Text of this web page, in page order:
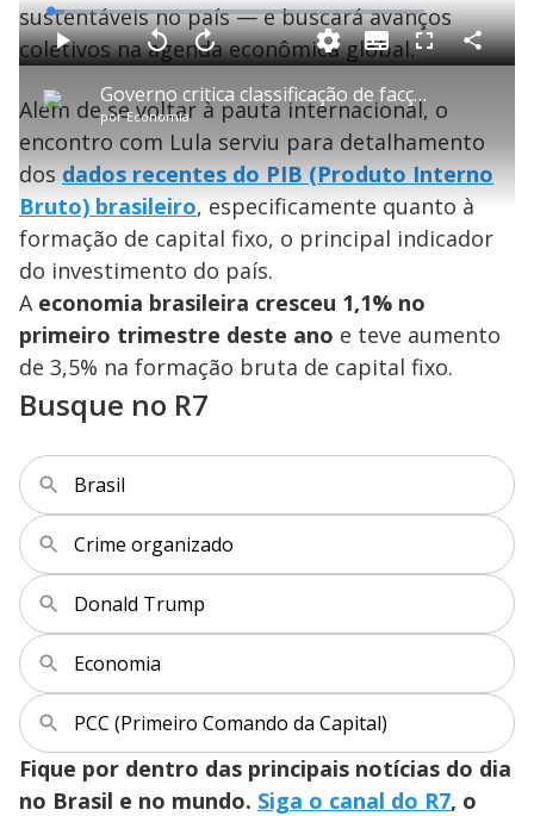
sustentáveis no país — e buscará avanços
coletivos na agenda econômica global.
P
l
a
y
V
i
d
e
o
Governo critica classificação de facções brasileiras como terroristas pelos EUA
porEconomia
P V
t
a
r
0
s
e
g
n
d
s
A
a
n
a
1
0
s
e
n
o
s
M
o
L
o
a
d
e
3
.
8
%
S
u
b
i
t
l
s
F
l
c
e
e
n
C
o
i
l
a
r
Além de se voltar à pauta internacional, o
encontro com Lula serviu para detalhamento
dos dados recentes do PIB (Produto Interno
Bruto) brasileiro, especificamente quanto à
formação de capital fixo, o principal indicador
do investimento do país.
A economia brasileira cresceu 1,1% no
primeiro trimestre deste ano e teve aumento
de 3,5% na formação bruta de capital fixo.
Busque no R7
Brasil
Crime organizado
Donald Trump
Economia
PCC (Primeiro Comando da Capital)
Fique por dentro das principais notícias do dia
no Brasil e no mundo. Siga o canal do R7, o